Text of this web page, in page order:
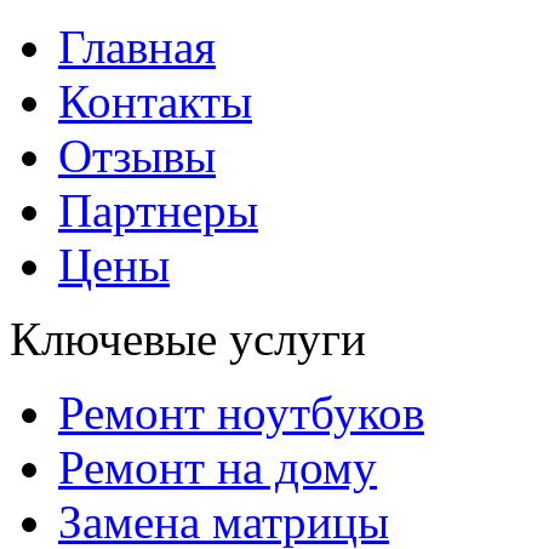
Главная
Контакты
Отзывы
Партнеры
Цены
Ключевые услуги
Ремонт ноутбуков
Ремонт на дому
Замена матрицы